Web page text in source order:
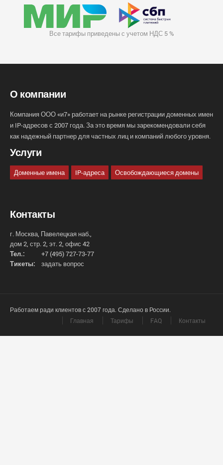
Все тарифы приведены с учетом НДС 5 %
О компании
Компания ООО «и7» работает на рынке регистрации доменных имен
и IP-адресов с 2007 года. За это время мы зарекомендовали себя
как надежный партнер для частных лиц и компаний любого уровня.
Услуги
Доменные имена IP-адреса Освобождающиеся домены
Контакты
г. Москва, Павелецкая наб.,
дом 2, стр. 2, эт. 2, офис 42
Тел.:
+7 (495) 727-73-77
Тикеты:
задать вопрос
Работаем ради клиентов с 2007 года. Сделано в России.
Главная
Тарифы FAQ Контакты